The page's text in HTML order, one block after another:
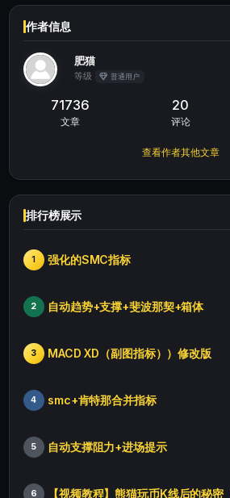
作者信息
肥猫
等级 普通用户
71736
文章
20
评论
查看作者其他文章
排行榜展示
1 强化的SMC指标
2 自动趋势+支撑+斐波那契+箱体
3 MACD XD（副图指标））修改版
4 smc+肯特那合并指标
5 自动支撑阻力+进场提示
6 【视频教程】熊猫玩币K线后的秘密